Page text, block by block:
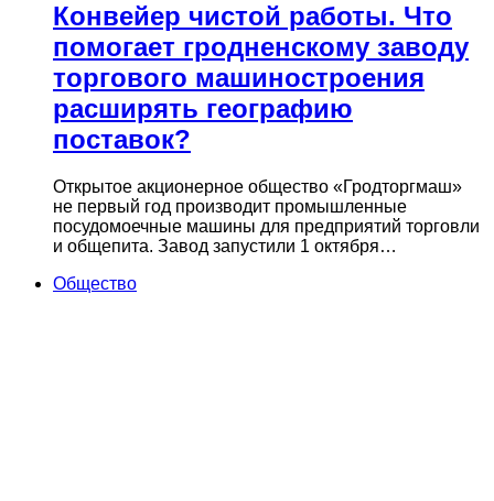
Конвейер чистой работы. Что
помогает гродненскому заводу
торгового машиностроения
расширять географию
поставок?
Открытое акционерное общество «Гродторгмаш»
не первый год производит промышленные
посудомоечные машины для предприятий торговли
и общепита. Завод запустили 1 октября…
Общество